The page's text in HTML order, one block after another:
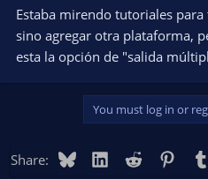
r
e
r
Estaba mirendo tutoriales
sino agregar otra plataforma,
esta la opción de "salida
You must log in or
Share: BlueskyLinkedIn
Reddit